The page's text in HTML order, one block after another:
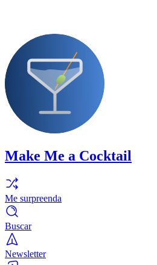
Make Me a Cocktail
Me surpreenda
Buscar
Newsletter